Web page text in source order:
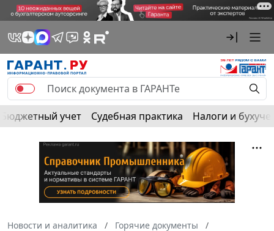
Бюджетный учет Судебная практика Налоги и
Новости и аналитика
Горячие документы